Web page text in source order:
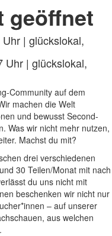
geöffnet
| glückslokal,
Uhr | glückslokal,
Community auf dem
machen die Welt
und bewusst Second-
Was wir nicht mehr nutzen,
Machst du mit?
drei verschiedenen
30 Teilen/Monat mit nach
du uns nicht mit
beschenken wir nicht nur
– auf unserer
aus welchen